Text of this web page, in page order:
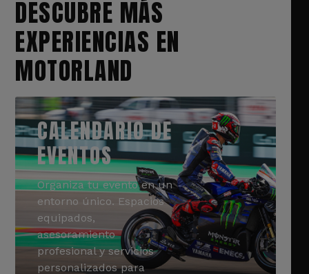
DESCUBRE MÁS
EXPERIENCIAS EN
MOTORLAND
CALENDARIO DE
EVENTOS
Organiza tu evento en un
entorno único. Espacios
equipados,
asesoramiento
profesional y servicios
personalizados para